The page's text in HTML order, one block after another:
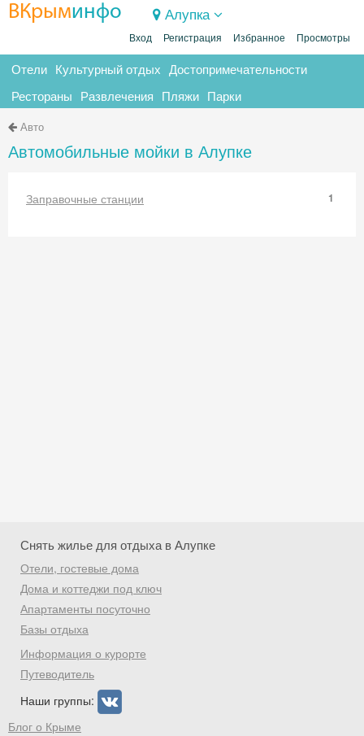
ВКрыминфо Алупка
Вход Регистрация Избранное Просмотры
Отели Культурный отдых Достопримечательности
Рестораны Развлечения Пляжи Парки
Авто
Автомобильные мойки в Алупке
Заправочные станции 1
Снять жилье для отдыха в Алупке
Отели, гостевые дома
Дома и коттеджи под ключ
Апартаменты посуточно
Базы отдыха
Информация о курорте
Путеводитель
Наши группы:
Блог о Крыме
Скидка −5%
Хочешь дешевле? Оставь почту и получи
промокод на первое бронирование!